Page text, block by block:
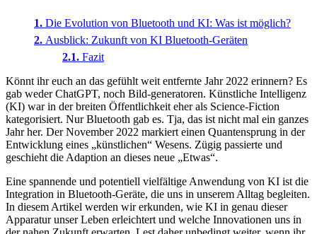
Die Evolution von Bluetooth und KI: Was ist möglich?
Ausblick: Zukunft von KI Bluetooth-Geräten
Fazit
Könnt ihr euch an das gefühlt weit entfernte Jahr 2022 erinnern? Es
gab weder ChatGPT, noch Bild-generatoren. Künstliche Intelligenz
(KI) war in der breiten Öffentlichkeit eher als Science-Fiction
kategorisiert. Nur Bluetooth gab es. Tja, das ist nicht mal ein ganzes
Jahr her. Der November 2022 markiert einen Quantensprung in der
Entwicklung eines „künstlichen“ Wesens. Zügig passierte und
geschieht die Adaption an dieses neue „Etwas“.
Eine spannende und potentiell vielfältige Anwendung von KI ist die
Integration in Bluetooth-Geräte, die uns in unserem Alltag begleiten.
In diesem Artikel werden wir erkunden, wie KI in genau dieser
Apparatur unser Leben erleichtert und welche Innovationen uns in